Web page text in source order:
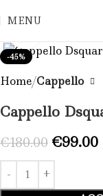
MENU
-45%
Home Cappello
Cappello
€180.00 €99.00